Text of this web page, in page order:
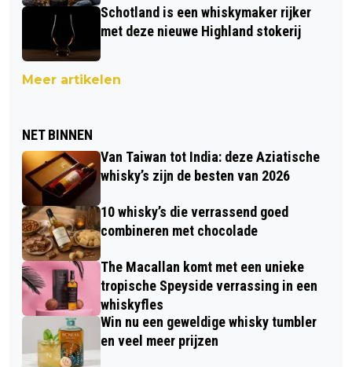
Schotland is een whiskymaker rijker
met deze nieuwe Highland stokerij
Meer artikelen
NET BINNEN
Van Taiwan tot India: deze Aziatische
whisky’s zijn de besten van 2026
10 whisky’s die verrassend goed
combineren met chocolade
The Macallan komt met een unieke
tropische Speyside verrassing in een
whiskyfles
Win nu een geweldige whisky tumbler
en veel meer prijzen